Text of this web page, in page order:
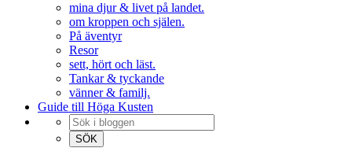
mina djur & livet på landet.
om kroppen och själen.
På äventyr
Resor
sett, hört och läst.
Tankar & tyckande
vänner & familj.
Guide till Höga Kusten